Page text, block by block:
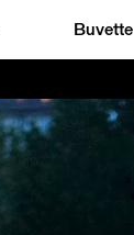
Buvette